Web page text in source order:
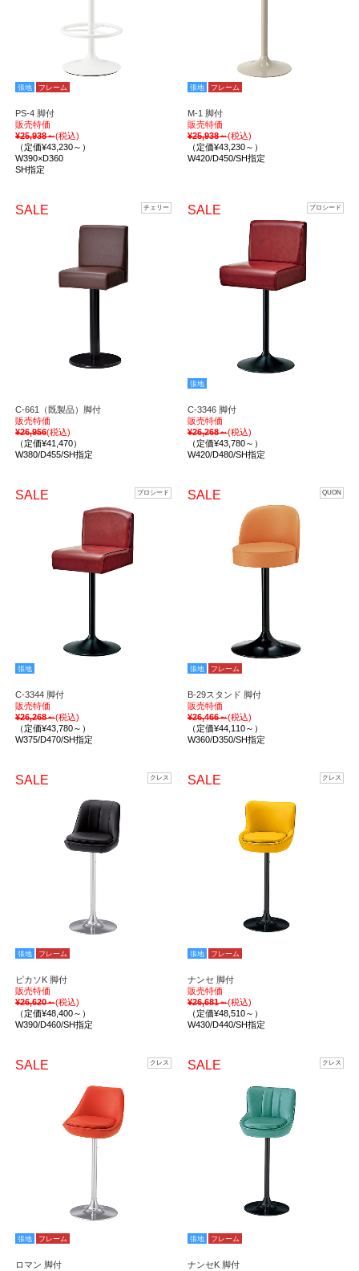
張地 フレーム
PS-4 脚付
販売特価
¥25,938～(税込)
（定価¥43,230～）
W390×D360
SH指定
張地 フレーム
M-1 脚付
販売特価
¥25,938～(税込)
（定価¥43,230～）
W420/D450/SH指定
SALE チェリー
C-661（既製品）脚付
販売特価
¥26,956(税込)
（定価¥41,470）
W380/D455/SH指定
SALE プロシード
張地
C-3346 脚付
販売特価
¥26,268～(税込)
（定価¥43,780～）
W420/D480/SH指定
SALE プロシード
張地
C-3344 脚付
販売特価
¥26,268～(税込)
（定価¥43,780～）
W375/D470/SH指定
SALE QUON
張地 フレーム
B-29スタンド 脚付
販売特価
¥26,466～(税込)
（定価¥44,110～）
W360/D350/SH指定
SALE クレス
張地 フレーム
ピカソK 脚付
販売特価
¥26,620～(税込)
（定価¥48,400～）
W390/D460/SH指定
SALE クレス
張地 フレーム
ナンセ 脚付
販売特価
¥26,681～(税込)
（定価¥48,510～）
W430/D440/SH指定
SALE クレス
張地 フレーム
ロマン 脚付
SALE クレス
張地 フレーム
ナンセK 脚付